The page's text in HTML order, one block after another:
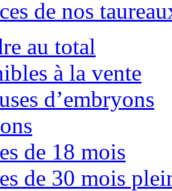
de nos
au total
à la vente
d’embryons
de 18 mois
de 30 mois